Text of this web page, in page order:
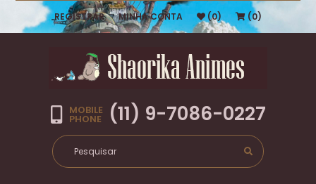
REGISTRAR MINHA CONTA (0) (0)
MOBILE
PHONE (11) 9-7086-0227